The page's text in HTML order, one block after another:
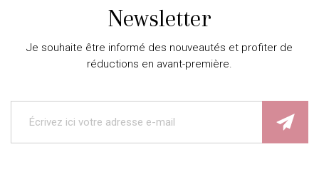
Newsletter
Je souhaite être informé des nouveautés et profiter de
réductions en avant-première.